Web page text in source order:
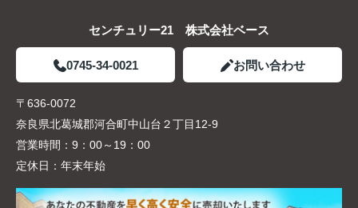
センチュリー21 株式会社ベース
0745-34-0021 お問い合わせ
〒636-0072
奈良県北葛城郡河合町中山台２丁目12-9
営業時間： 9：00～19：00
定休日： 年末年始